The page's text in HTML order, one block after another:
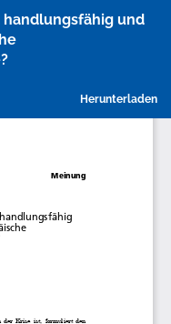
handlungsfähig und
Herunterladen